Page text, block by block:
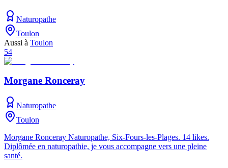
Naturopathe
Toulon
Aussi à Toulon
54
Morgane Ronceray
Naturopathe
Toulon
Morgane Ronceray Naturopathe, Six-Fours-les-Plages. 14 likes.
Diplômée en naturopathie, je vous accompagne vers une pleine
santé.